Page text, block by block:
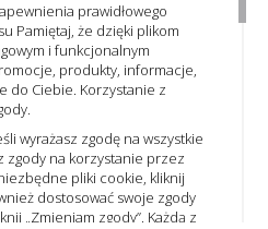
prawidłowego
Pamiętaj, że dzięki plikom
i funkcjonalnym
produkty, informacje,
do Ciebie. Korzystanie z
wyrażasz zgodę na wszystkie
zgody na korzystanie przez
pliki cookie, kliknij
dostosować swoje zgody
„Zmieniam zgody”. Każdą z
osobowych jest Nowa Elektro Sp. z
Państwa danych osobowych
ich przetwarzanie przez spółkę
w naszejPolityce prywatności